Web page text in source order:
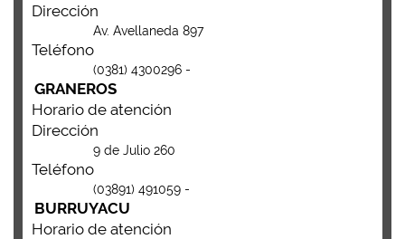
Dirección
Av. Avellaneda 897
Teléfono
(0381) 4300296 -
GRANEROS
Horario de atención
Dirección
9 de Julio 260
Teléfono
(03891) 491059 -
BURRUYACU
Horario de atención